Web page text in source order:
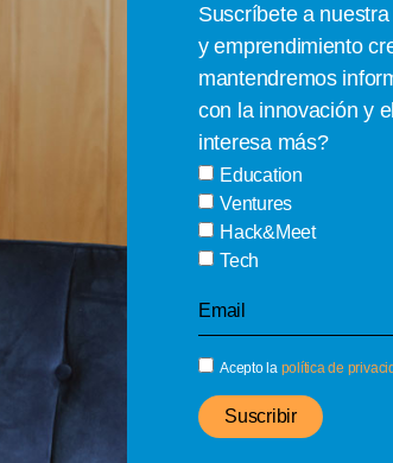
Suscríbete a
y emprendimiento
mantendremos
con la innovación y
interesa más?
Education
Ventures
Hack&Meet
Tech
Acepto la política de
Suscribir